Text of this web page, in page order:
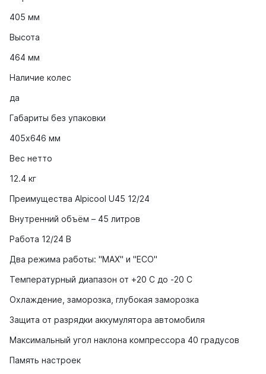
405 мм
Высота
464 мм
Наличие колес
да
Габариты без упаковки
405х646 мм
Вес нетто
12.4 кг
Преимущества Alpicool U45 12/24
Внутренний объём – 45 литров
Работа 12/24 В
Два режима работы: "MAX" и "ECO"
Температурный диапазон от +20 C до -20 C
Охлаждение, заморозка, глубокая заморозка
Защита от разрядки аккумулятора автомобиля
Максимальный угол наклона компрессора 40 градусов
Память настроек